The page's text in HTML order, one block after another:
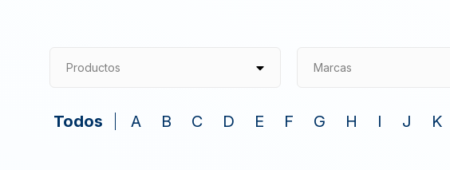
Productos Marcas
Todos A B C D E F G H I J K